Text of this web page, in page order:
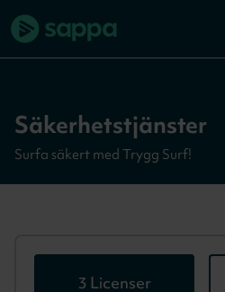
TV & Streaming
Kundsupport
Säkerhetstjänster
Surfa säkert med Trygg Surf!
3 Licenser